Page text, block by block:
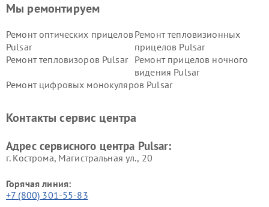
Мы ремонтируем
Ремонт оптических прицелов
Pulsar
Ремонт тепловизионных
прицелов Pulsar
Ремонт тепловизоров Pulsar
Ремонт прицелов ночного
видения Pulsar
Ремонт цифровых монокуляров Pulsar
Контакты сервис центра
Адрес сервисного центра Pulsar:
г. Кострома, Магистральная ул., 20
Горячая линия:
+7 (800) 301-55-83